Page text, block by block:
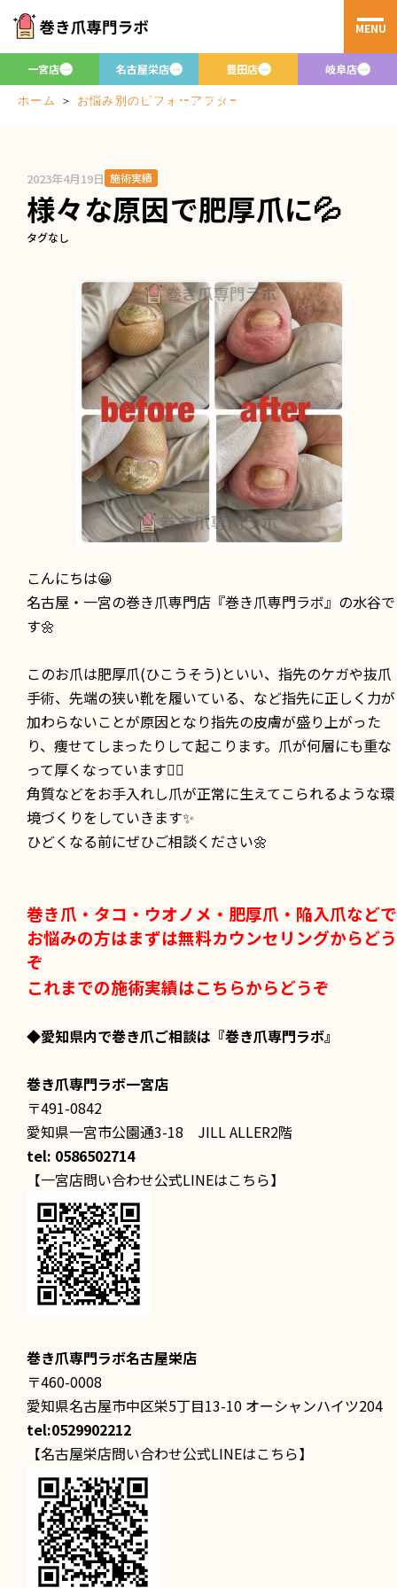
MENU
一宮店 名古屋栄店 豊田店 岐阜店
お悩み別のビフ
ォーアフター
Before/after
ホーム ＞ お悩み別のビフォーアフター
2023年4月19日 施術実績
様々な原因で肥厚爪に💦
タグなし
こんにちは😀
名古屋・一宮の巻き爪専門店『巻き爪専門ラボ』の水谷で
す🌼
このお爪は肥厚爪(ひこうそう)といい、指先のケガや抜爪
手術、先端の狭い靴を履いている、など指先に正しく力が
加わらないことが原因となり指先の皮膚が盛り上がった
り、痩せてしまったりして起こります。爪が何層にも重な
って厚くなっています☝🏻
角質などをお手入れし爪が正常に生えてこられるような環
境づくりをしていきます✨
ひどくなる前にぜひご相談ください🌼
巻き爪・タコ・ウオノメ・肥厚爪・陥入爪などで
お悩みの方はまずは無料カウンセリングからどう
ぞ
これまでの施術実績はこちらからどうぞ
◆愛知県内で巻き爪ご相談は 『巻き爪専門ラボ』
巻き爪専門ラボ一宮店
〒491-0842
愛知県一宮市公園通3-18 JILL ALLER2階
tel: 0586502714
【一宮店問い合わせ公式LINEはこちら】
巻き爪専門ラボ名古屋栄店
〒460-0008
愛知県名古屋市中区栄5丁目13-10 オーシャンハイツ204
tel:0529902212
【名古屋栄店問い合わせ公式LINEはこちら】